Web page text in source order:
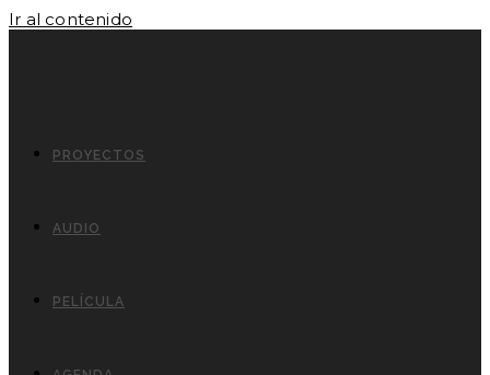
Ir al contenido
PROYECTOS
AUDIO
PELÍCULA